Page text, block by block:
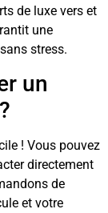
de luxe vers et
une
stress.
un
! Vous pouvez
directement
de
et votre